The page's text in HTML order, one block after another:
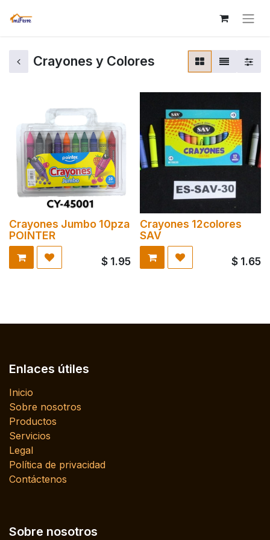
Crayones y Colores
Crayones Jumbo 10pza
POINTER
$ 1.95
Crayones 12colores
SAV
$ 1.65
Enlaces útiles
Inicio
Sobre nosotros
Productos
Servicios
Legal
Política de privacidad
Contáctenos
Sobre nosotros